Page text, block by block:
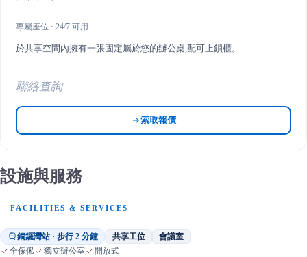
專屬座位 · 24/7 可用
於共享空間內擁有一張固定屬於您的辦公桌,配可上鎖櫃。
聯絡查詢
索取報價
設施與服務
FACILITIES & SERVICES
銅鑼灣站 · 步行 2 分鐘 共享工位 會議室
全傢俬 獨立辦公室 開放式